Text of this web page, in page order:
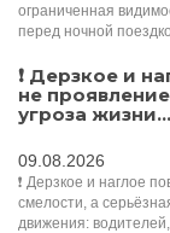
ограниченная
перед ночной
❗ Дерзкое и
не
угроза жизни...
09.08.2026
❗ Дерзкое и наглое
смелости, а
движения: